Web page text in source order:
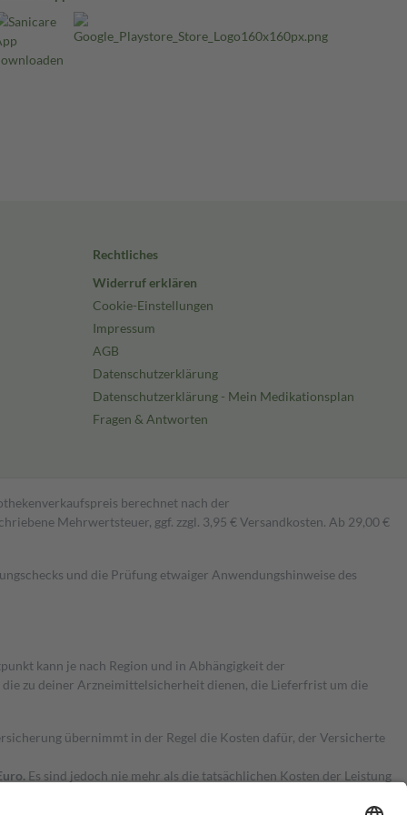
Rechtliches
Widerruf erklären
Cookie-Einstellungen
Impressum
AGB
Datenschutzerklärung
Datenschutzerklärung - Mein Medikationsplan
Fragen & Antworten
berechnet nach der
Mehrwertsteuer, ggf. zzgl. 3,95 € Versandkosten. Ab 29,00 €
und die Prüfung etwaiger Anwendungshinweise des
kann je nach Region und in Abhängigkeit der
zu deiner Arzneimittelsicherheit dienen, die Lieferfrist um die
übernimmt in der Regel die Kosten dafür, der Versicherte
Es sind jedoch nie mehr als die tatsächlichen Kosten der Leistung